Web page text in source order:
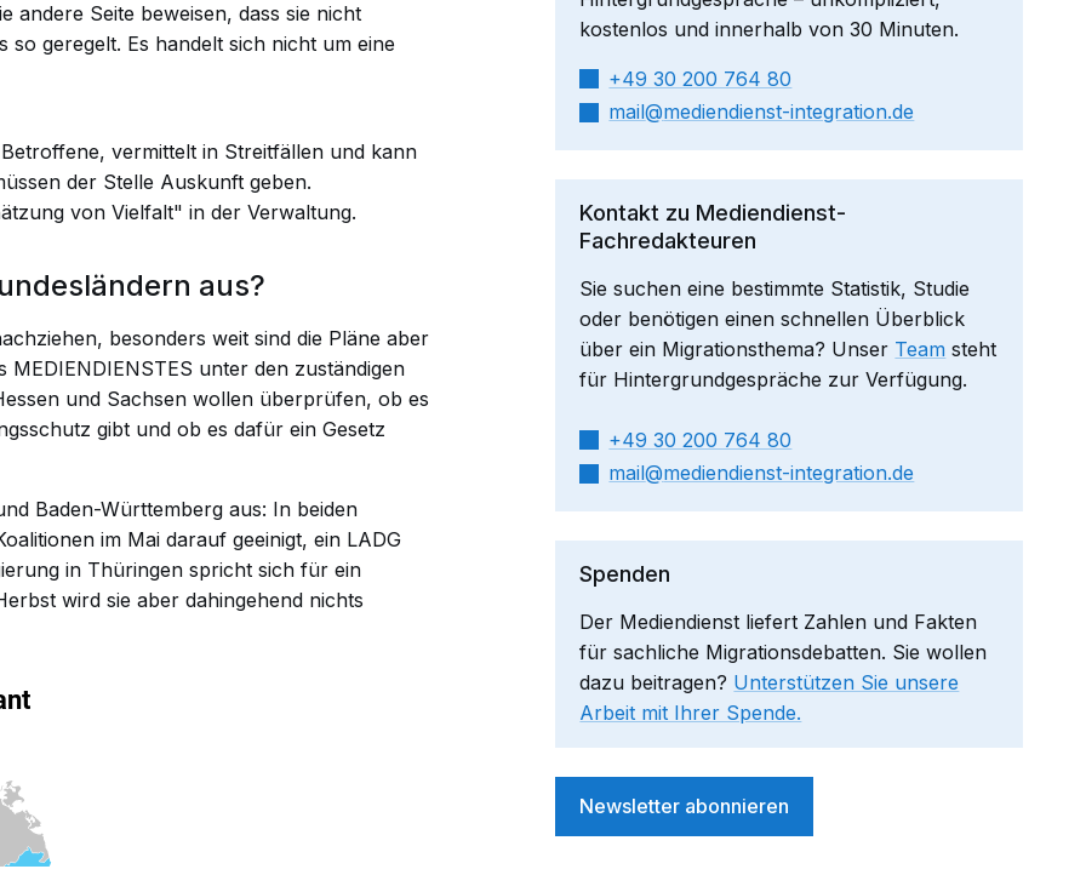
andere Seite beweisen, dass sie nicht
so geregelt. Es handelt sich nicht um eine
vermittelt in Streitfällen und kann
der Stelle Auskunft geben.
von Vielfalt" in der Verwaltung.
aus?
besonders weit sind die Pläne aber
MEDIENDIENSTES unter den zuständigen
und Sachsen wollen überprüfen, ob es
gibt und ob es dafür ein Gesetz
Baden-Württemberg aus: In beiden
im Mai darauf geeinigt, ein LADG
in Thüringen spricht sich für ein
wird sie aber dahingehend nichts
kostenlos und innerhalb von 30 Minuten.
+49 30 200 764 80
mail​
mediendienst-integration.de
Kontakt zu Mediendienst-
Fachredakteuren
Sie suchen eine bestimmte Statistik, Studie
oder benötigen einen schnellen Überblick
über ein Migrationsthema? Unser Team steht
für Hintergrundgespräche zur Verfügung.
+49 30 200 764 80
mail​
mediendienst-integration.de
Spenden
Der Mediendienst liefert Zahlen und Fakten
für sachliche Migrationsdebatten. Sie wollen
dazu beitragen? Unterstützen Sie unsere
Arbeit mit Ihrer Spende.
Newsletter abonnieren